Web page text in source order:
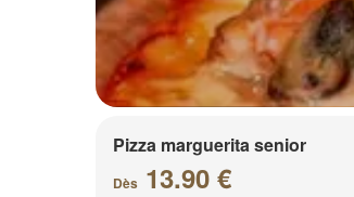
Pizza marguerita senior
Dès 13.90 €